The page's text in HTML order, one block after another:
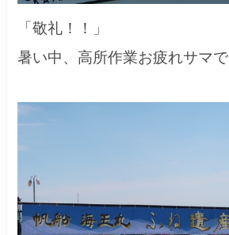
「敬礼！！」
暑い中、高所作業お疲れサマで